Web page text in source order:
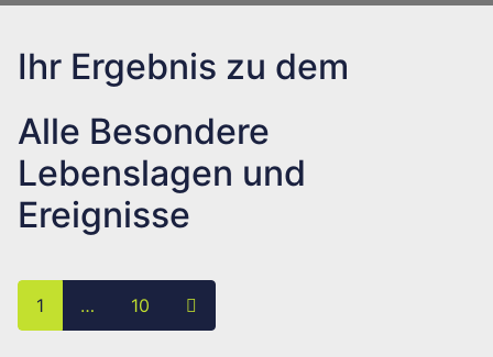
Ihr Ergebnis zu dem
Alle Besondere
Lebenslagen und
Ereignisse
Posts navigation
1 … 10 Ältere Beiträge